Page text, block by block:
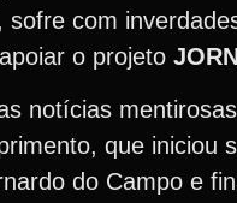
sofre com
o projeto
notícias
que iniciou
do Campo e